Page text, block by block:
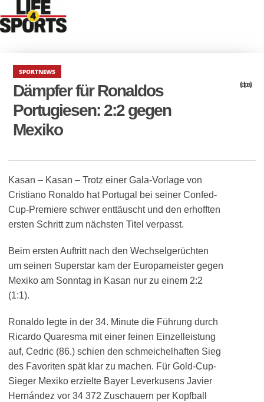
SPORTNEWS
Dämpfer für Ronaldos
Portugiesen: 2:2 gegen
Mexiko
(dpa)
Kasan – Kasan – Trotz einer Gala-Vorlage von
Cristiano Ronaldo hat Portugal bei seiner Confed-
Cup-Premiere schwer enttäuscht und den erhofften
ersten Schritt zum nächsten Titel verpasst.
Beim ersten Auftritt nach den Wechselgerüchten
um seinen Superstar kam der Europameister gegen
Mexiko am Sonntag in Kasan nur zu einem 2:2
(1:1).
Ronaldo legte in der 34. Minute die Führung durch
Ricardo Quaresma mit einer feinen Einzelleistung
auf, Cedric (86.) schien den schmeichelhaften Sieg
des Favoriten spät klar zu machen. Für Gold-Cup-
Sieger Mexiko erzielte Bayer Leverkusens Javier
Hernández vor 34 372 Zuschauern per Kopfball